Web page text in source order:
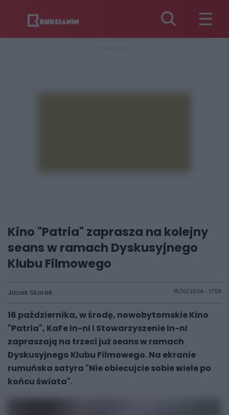
Kino "Patria" zaprasza na kolejny
seans w ramach Dyskusyjnego
Klubu Filmowego
Jacek Skorek 15/10/2024 - 17:59
16 października, w środę, nowobytomskie Kino
"Patria", KaFe In-nI i Stowarzyszenie In-nI
zapraszają na trzeci już seans w ramach
Dyskusyjnego Klubu Filmowego. Na ekranie
rumuńska satyra "Nie obiecujcie sobie wiele po
końcu świata".